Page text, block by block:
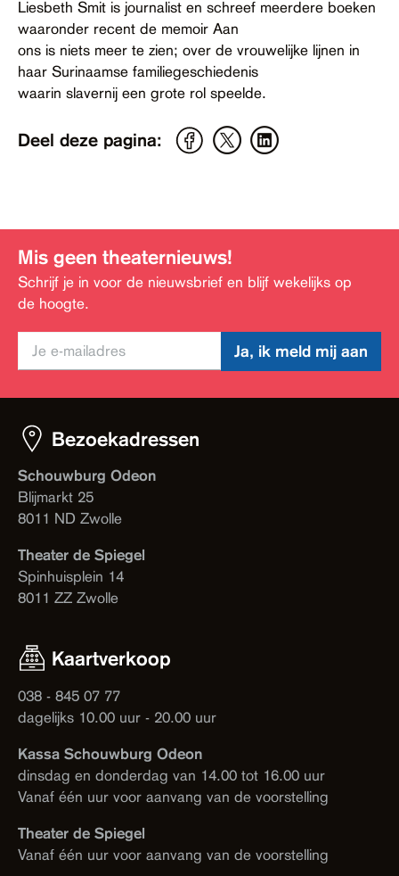
Liesbeth Smit is journalist en schreef meerdere boeken
waaronder recent de memoir Aan
ons is niets meer te zien; over de vrouwelijke lijnen in
haar Surinaamse familiegeschiedenis
waarin slavernij een grote rol speelde.
Deel deze pagina:
Mis geen theaternieuws!
Schrijf je in voor de nieuwsbrief en blijf wekelijks op
de hoogte.
Ja, ik meld mij aan
Bezoekadressen
Schouwburg Odeon
Blijmarkt 25
8011 ND Zwolle
Theater de Spiegel
Spinhuisplein 14
8011 ZZ Zwolle
Kaartverkoop
038 - 845 07 77
dagelijks 10.00 uur - 20.00 uur
Kassa Schouwburg Odeon
dinsdag en donderdag van 14.00 tot 16.00 uur
Vanaf één uur voor aanvang van de voorstelling
Theater de Spiegel
Vanaf één uur voor aanvang van de voorstelling